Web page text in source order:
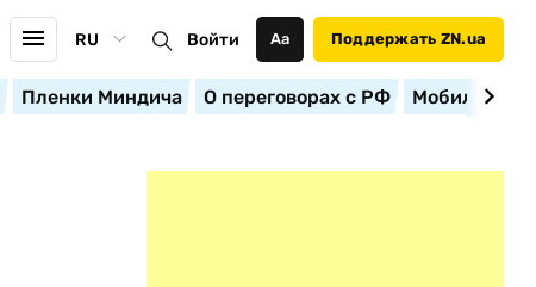
RU Войти Аа Поддержать ZN.ua
Пленки Миндича О переговорах с РФ